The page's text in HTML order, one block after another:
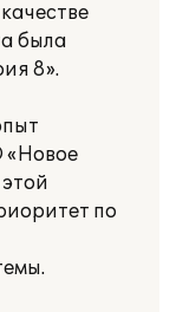
была
8».
«Новое
по